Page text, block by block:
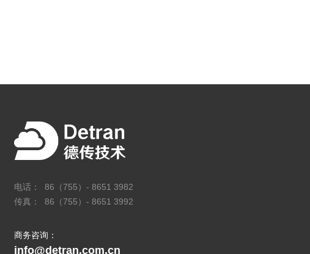
电话： 86（755）- 8651 3982
传真： 86（755）- 8651 3992
商务咨询：
info@detran.com.cn